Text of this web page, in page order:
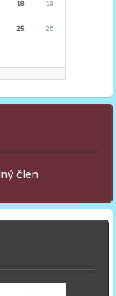
18 19
25 26
člen